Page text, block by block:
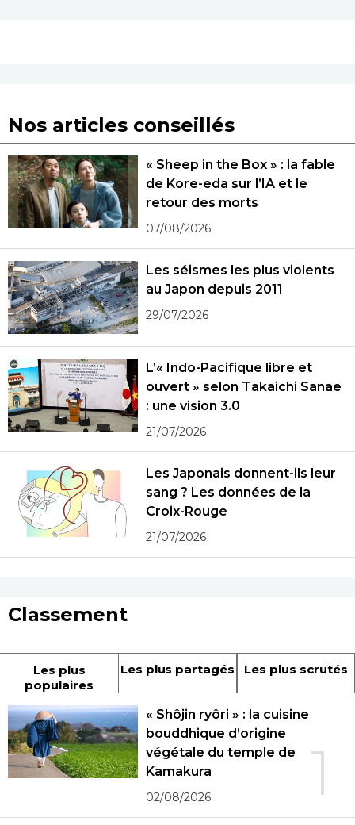
Nos articles conseillés
« Sheep in the Box » : la fable
de Kore-eda sur l’IA et le
retour des morts
07/08/2026
Les séismes les plus violents
au Japon depuis 2011
29/07/2026
L’« Indo-Pacifique libre et
ouvert » selon Takaichi Sanae
: une vision 3.0
21/07/2026
Les Japonais donnent-ils leur
sang ? Les données de la
Croix-Rouge
21/07/2026
Classement
Les plus
populaires
Les plus partagés Les plus scrutés
1
« Shôjin ryôri » : la cuisine
bouddhique d’origine
végétale du temple de
Kamakura
02/08/2026